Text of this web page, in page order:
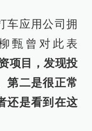
车应用公司拥
甄曾对此表
项目，发现投
第二是很正常
还是看到在这